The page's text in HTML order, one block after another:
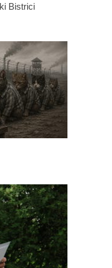
Bistrici